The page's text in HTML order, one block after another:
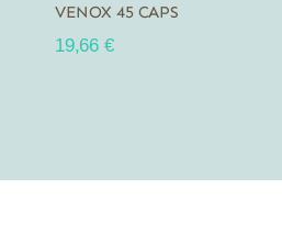
VENOX 45 CAPS
19,66 €